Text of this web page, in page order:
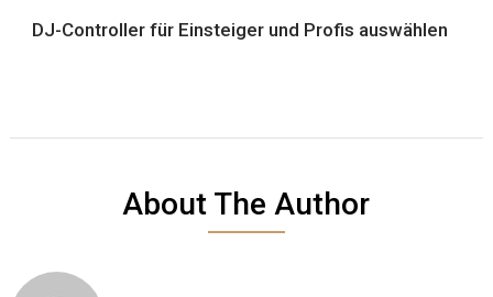
DJ-Controller für Einsteiger und Profis auswählen
About The Author